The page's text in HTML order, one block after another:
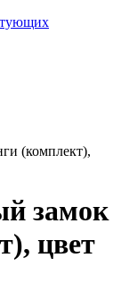
(комплект),
замок
цвет